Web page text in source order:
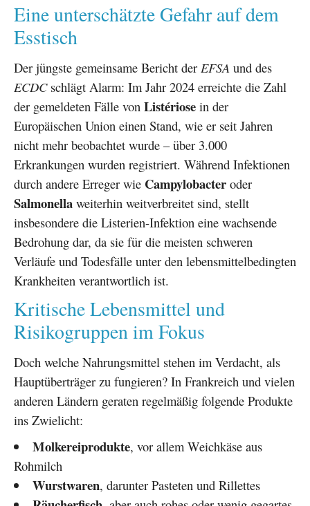
Eine unterschätzte Gefahr auf dem
Esstisch
Der jüngste gemeinsame Bericht der EFSA und des
ECDCschlägt Alarm: Im Jahr 2024 erreichte die Zahl
der gemeldeten Fälle von Listériose in der
Europäischen Union einen Stand, wie er seit Jahren
nicht mehr beobachtet wurde – über 3.000
Erkrankungen wurden registriert. Während Infektionen
durch andere Erreger wie Campylobacter oder
Salmonella weiterhin weitverbreitet sind, stellt
insbesondere die Listerien-Infektion eine wachsende
Bedrohung dar, da sie für die meisten schweren
Verläufe und Todesfälle unter den lebensmittelbedingten
Krankheiten verantwortlich ist.
Kritische Lebensmittel und
Risikogruppen im Fokus
Doch welche Nahrungsmittel stehen im Verdacht, als
Hauptüberträger zu fungieren? In Frankreich und vielen
anderen Ländern geraten regelmäßig folgende Produkte
ins Zwielicht:
Molkereiprodukte, vor allem Weichkäse aus
Rohmilch
Wurstwaren, darunter Pasteten und Rillettes